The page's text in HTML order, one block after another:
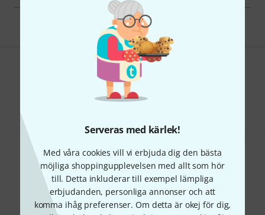
Serveras med kärlek!
Med våra cookies vill vi erbjuda dig den bästa
möjliga shoppingupplevelsen med allt som hör
till. Detta inkluderar till exempel lämpliga
erbjudanden, personliga annonser och att
komma ihåg preferenser. Om detta är okej för dig,
Gillar du vad du ser?
Dela Hjälp & Feedback